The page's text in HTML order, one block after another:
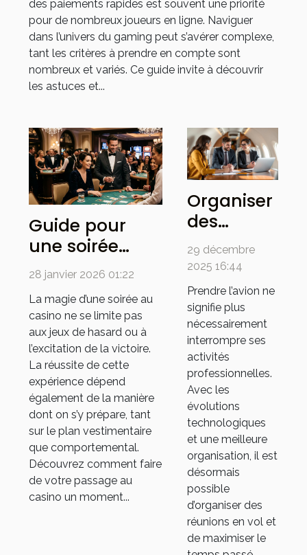
des paiements rapides est souvent une priorité
pour de nombreux joueurs en ligne. Naviguer
dans l’univers du gaming peut s’avérer complexe,
tant les critères à prendre en compte sont
nombreux et variés. Ce guide invite à découvrir
les astuces et...
Guide pour
une soirée
réussie : tenue
et
comportement
au casino
28 janvier 2026 01:22
La magie d’une soirée au
casino ne se limite pas
aux jeux de hasard ou à
l’excitation de la victoire.
La réussite de cette
expérience dépend
également de la manière
dont on s’y prépare, tant
sur le plan vestimentaire
que comportemental.
Découvrez comment faire
de votre passage au
casino un moment...
Organiser
des
réunions
en vol :
maximiser
le temps
et
l'efficacité
29 décembre
2025 16:44
Prendre l’avion ne
signifie plus
nécessairement
interrompre ses
activités
professionnelles.
Avec les
évolutions
technologiques
et une meilleure
organisation, il est
désormais
possible
d’organiser des
réunions en vol et
de maximiser le